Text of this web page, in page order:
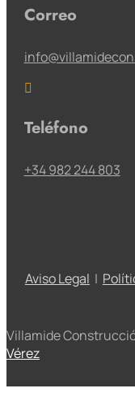
Correo

Teléfono
+34 982 244 803
Aviso Legal |
Villamide
Vérez